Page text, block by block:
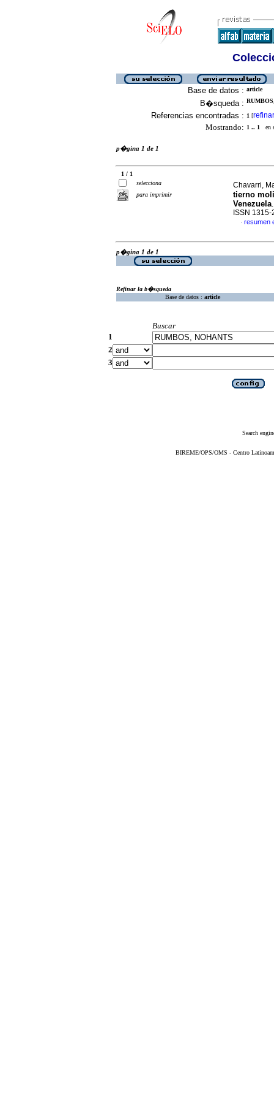
Base de datos : article
B�squeda :
Referencias encontradas : 1 [refinar
Mostrando: 1 .. 1 en
p�gina 1 de 1
1 / 1
selecciona
para imprimir
Chavarri,
tierno
Venezuela
ISSN 1315-
· resumen
p�gina 1 de 1
Refinar la b�squeda
Base de datos : article
Buscar
1
2
3
Search
BIREME/OPS/OMS - Centro